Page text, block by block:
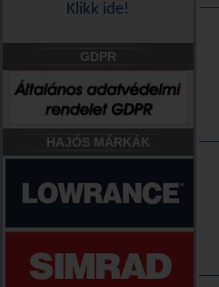
Klikk ide!
GDPR
HAJÓS MÁRKÁK